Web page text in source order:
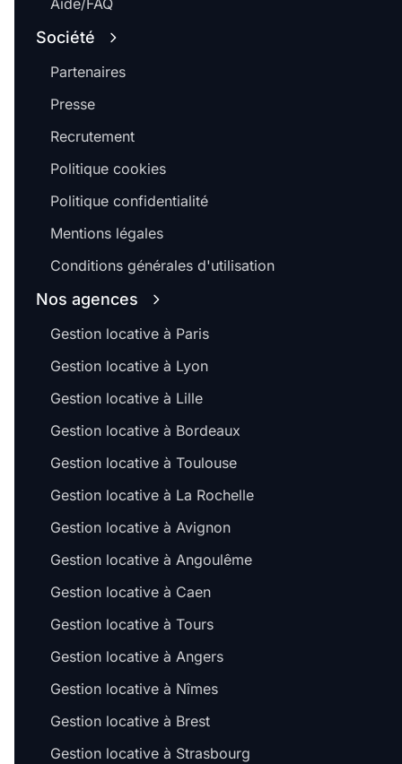
Aide/FAQ
Société
Partenaires
Presse
Recrutement
Politique cookies
Politique confidentialité
Mentions légales
Conditions générales d'utilisation
Nos agences
Gestion locative à Paris
Gestion locative à Lyon
Gestion locative à Lille
Gestion locative à Bordeaux
Gestion locative à Toulouse
Gestion locative à La Rochelle
Gestion locative à Avignon
Gestion locative à Angoulême
Gestion locative à Caen
Gestion locative à Tours
Gestion locative à Angers
Gestion locative à Nîmes
Gestion locative à Brest
Gestion locative à Strasbourg